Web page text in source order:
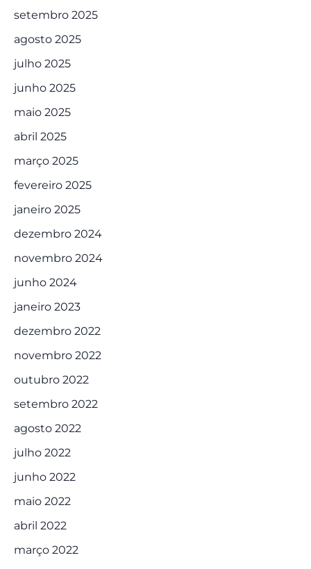
setembro 2025
agosto 2025
julho 2025
junho 2025
maio 2025
abril 2025
março 2025
fevereiro 2025
janeiro 2025
dezembro 2024
novembro 2024
junho 2024
janeiro 2023
dezembro 2022
novembro 2022
outubro 2022
setembro 2022
agosto 2022
julho 2022
junho 2022
maio 2022
abril 2022
março 2022